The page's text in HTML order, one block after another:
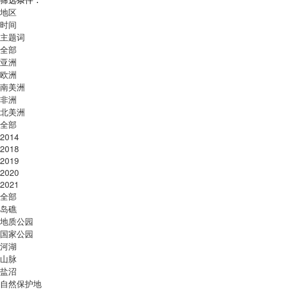
地区
时间
主题词
全部
亚洲
欧洲
南美洲
非洲
北美洲
全部
2014
2018
2019
2020
2021
全部
岛礁
地质公园
国家公园
河湖
山脉
盐沼
自然保护地